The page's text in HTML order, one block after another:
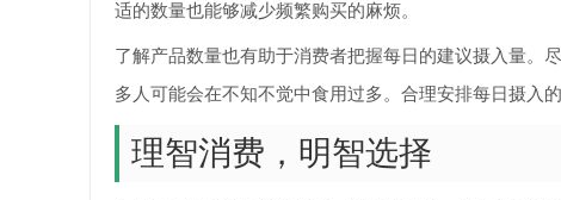
适的数量也能够减少频繁购买的麻烦。
了解产品数量也有助于消费者把握每日的建议摄入量。
多人可能会在不知不觉中食用过多。合理安排每日摄入
理智消费，明智选择